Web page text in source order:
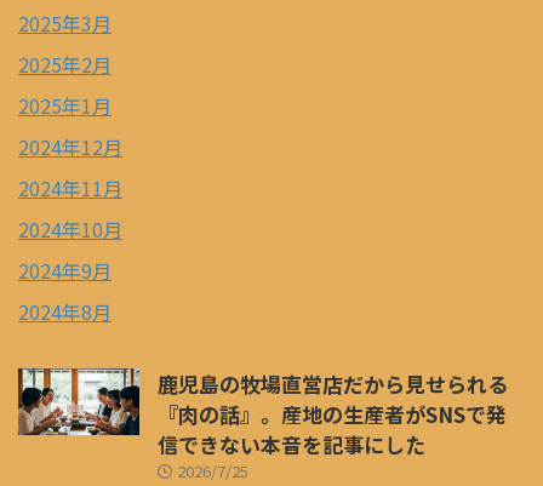
2025年3月
2025年2月
2025年1月
2024年12月
2024年11月
2024年10月
2024年9月
2024年8月
鹿児島の牧場直営店だから見せられる
『肉の話』。産地の生産者がSNSで発
信できない本音を記事にした
2026/7/25